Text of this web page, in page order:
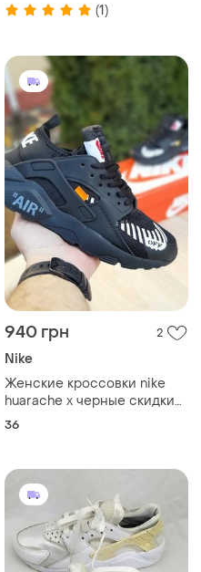
(1)
940 грн 2
Nike
Женские кроссовки nike
huarache x черные скидки
sale &lt;unk&gt; smb
36